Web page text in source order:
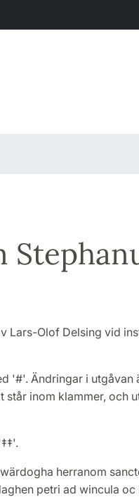
Lars-Olof Delsing vid
'#'. Ändringar i utgåvan
står inom klammer, och
herranom
petri ad wincula oc